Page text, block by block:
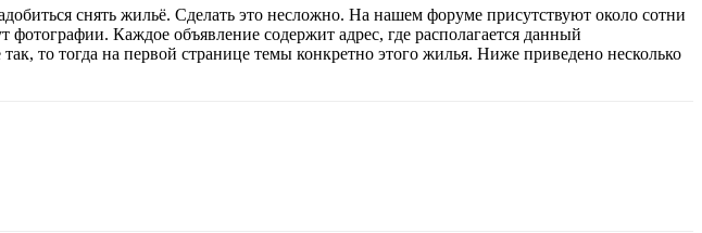
снять жильё. Сделать это несложно. На нашем форуме присутствуют около сотни
Каждое объявление содержит адрес, где располагается данный
то тогда на первой странице темы конкретно этого жилья. Ниже приведено несколько